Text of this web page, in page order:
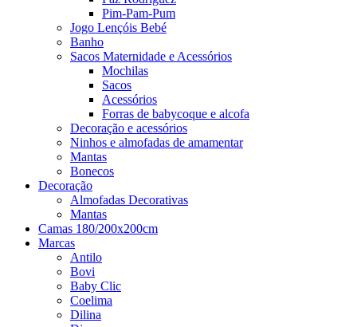
Pim-Pam-Pum
Jogo Lençóis Bebé
Banho
Sacos Maternidade e Acessórios
Mochilas
Sacos
Acessórios
Forras de babycoque e alcofa
Decoração e acessórios
Ninhos e almofadas de amamentar
Mantas
Bonecos
Decoração
Almofadas Decorativas
Mantas
Camas 180/200x200cm
Marcas
Antilo
Bovi
Baby Clic
Coelima
Dilina